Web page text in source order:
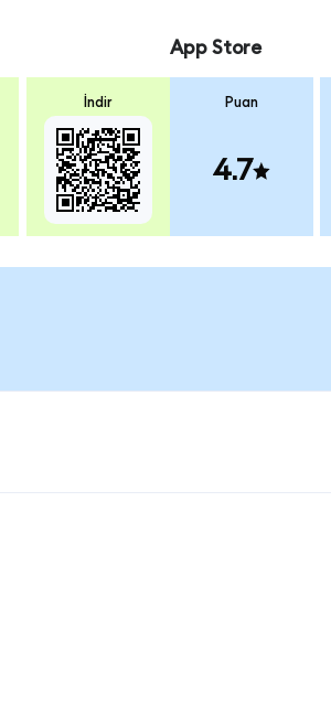
İndir
App Store
Puan
4.7